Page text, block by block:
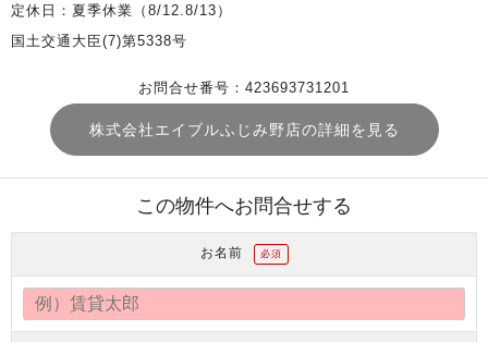
定休日：夏季休業（8/12.8/13）
国土交通大臣(7)第5338号
お問合せ番号：423693731201
株式会社エイブルふじみ野店の詳細を見る
この物件へお問合せする
お名前 必須